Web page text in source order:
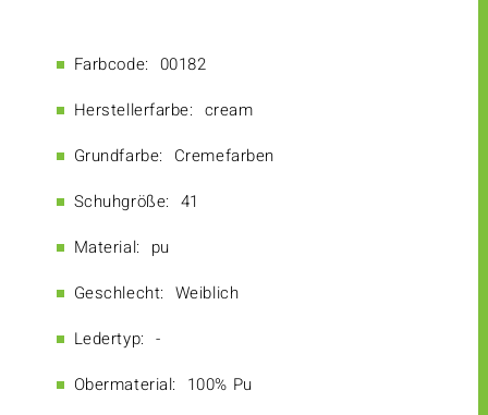
Farbcode: 00182
Herstellerfarbe: cream
Grundfarbe: Cremefarben
Schuhgröße: 41
Material: pu
Geschlecht: Weiblich
Ledertyp: -
Obermaterial: 100% Pu